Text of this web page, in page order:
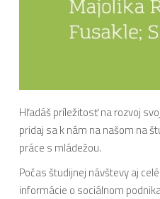
Hľadáš príležitosť na rozvoj
pridaj sa k nám na našom na
práce s mládežou.
Počas študijnej návštevy aj
informácie o sociálnom